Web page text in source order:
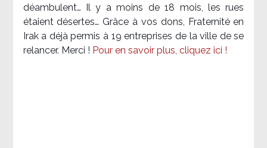
déambulent… Il y a moins de 18 mois, les rues
étaient désertes… Grâce à vos dons, Fraternité en
Irak a déjà permis à 19 entreprises de la ville de se
relancer. Merci ! Pour en savoir plus, cliquez ici !